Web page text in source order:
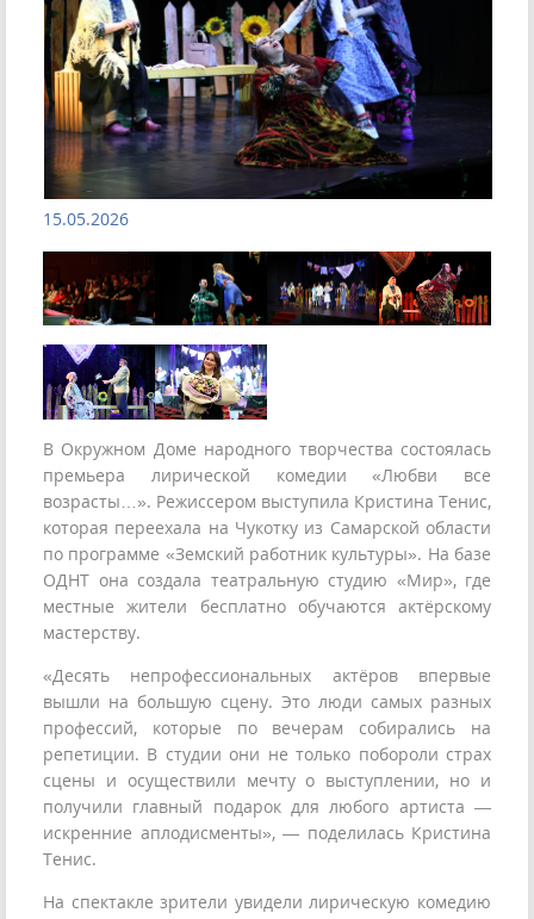
15.05.2026
В Окружном Доме народного творчества состоялась
премьера лирической комедии «Любви все
возрасты…». Режиссером выступила Кристина Тенис,
которая переехала на Чукотку из Самарской области
по программе «Земский работник культуры». На базе
ОДНТ она создала театральную студию «Мир», где
местные жители бесплатно обучаются актёрскому
мастерству.
«Десять непрофессиональных актёров впервые
вышли на большую сцену. Это люди самых разных
профессий, которые по вечерам собирались на
репетиции. В студии они не только побороли страх
сцены и осуществили мечту о выступлении, но и
получили главный подарок для любого артиста —
искренние аплодисменты», — поделилась Кристина
Тенис.
На спектакле зрители увидели лирическую комедию